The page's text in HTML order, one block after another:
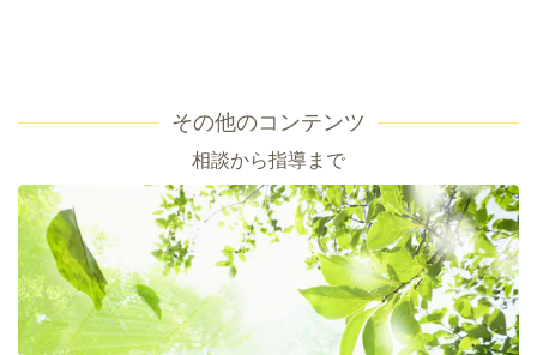
その他のコンテンツ
相談から指導まで